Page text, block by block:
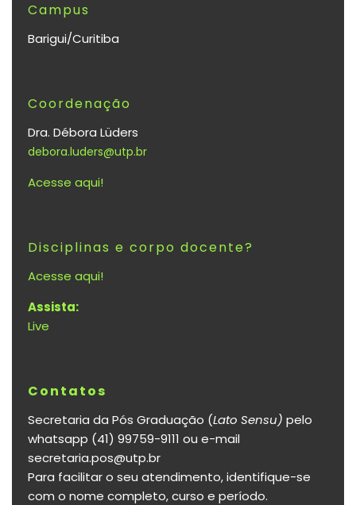
Campus
Barigui/Curitiba
Coordenação
Dra. Débora Lüders
debora.luders@utp.br
Acesse aqui!
Disciplinas e corpo docente?
Acesse aqui!
Assista:
Live
Contatos
Secretaria da Pós Graduação (Lato Sensu) pelo
whatsapp (41) 99759-9111 ou e-mail
secretaria.pos@utp.br
Para facilitar o seu atendimento, identifique-se
com o nome completo, curso e período.